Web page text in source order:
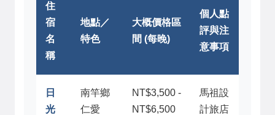
住
宿
名
稱
地點／
特色
大概價格區
間 (每晚)
個人點
評與注
意事項
日
光
南竿鄉
仁愛
NT$3,500 -
NT$6,500
馬祖設
計旅店